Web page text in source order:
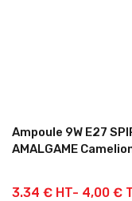
Ampoule 9W E27
AMALGAME
3.34 € HT- 4,00 €